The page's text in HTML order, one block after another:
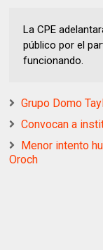
La CPE
público por el
funcionando.
Grupo Domo
Convocan a
Menor intento
Oroch